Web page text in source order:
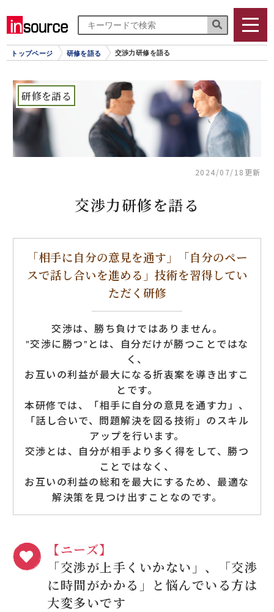
トップページ 研修を語る 交渉力研修を語る
研修を語る
2024/07/18更新
交渉力研修を語る
「相手に自分の意見を通す」「自分のペー
スで話し合いを進める」技術を習得してい
ただく研修
交渉は、勝ち負けではありません。
"交渉に勝つ"とは、自分だけが勝つことではな
く、
お互いの利益が最大になる折衷案を導き出すこ
とです。
本研修では、「相手に自分の意見を通す力」、
「話し合いで、問題解決を図る技術」のスキル
アップを行います。
交渉とは、自分が相手より多く得をして、勝つ
ことではなく、
お互いの利益の総和を最大にするため、最適な
解決策を見つけ出すことなのです。
【ニーズ】
「交渉が上手くいかない」、「交渉
に時間がかかる」と悩んでいる方は
大変多いです